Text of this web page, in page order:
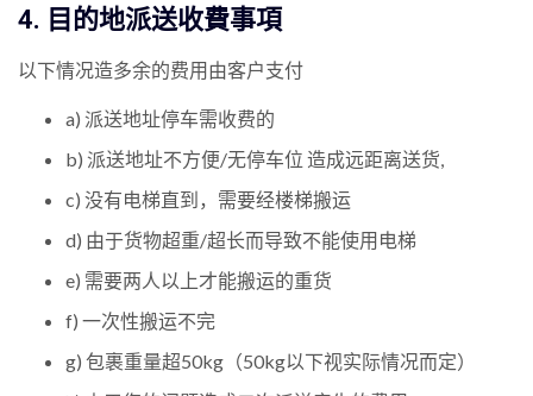
4. 目的地派送收費事項
以下情况造多余的费用由客户支付
a) 派送地址停车需收费的
b) 派送地址不方便/无停车位 造成远距离送货,
c) 没有电梯直到，需要经楼梯搬运
d) 由于货物超重/超长而导致不能使用电梯
e) 需要两人以上才能搬运的重货
f) 一次性搬运不完
g) 包裹重量超50kg（50kg以下视实际情况而定）